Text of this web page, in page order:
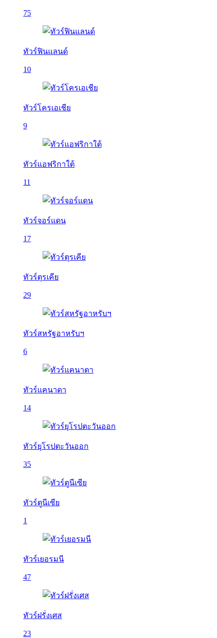
75
ทัวร์ฟินแลนด์
10
ทัวร์โครเอเชีย
9
ทัวร์แอฟริกาใต้
11
ทัวร์จอร์แดน
17
ทัวร์ตุรเคีย
29
ทัวร์สหรัฐอาหรับฯ
6
ทัวร์แคนาดา
14
ทัวร์ยุโรปตะวันออก
35
ทัวร์ตูนีเซีย
1
ทัวร์เยอรมนี
47
ทัวร์ฝรั่งเศส
23